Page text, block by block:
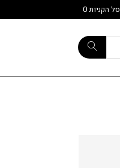
סל הקניות0